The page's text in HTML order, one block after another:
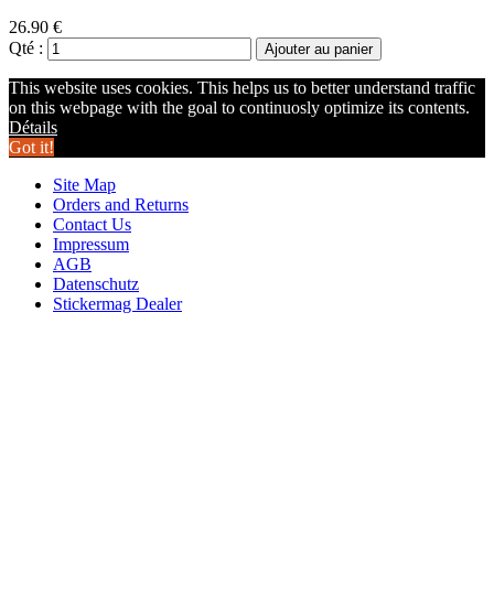
26.90 €
Qté :
Ajouter au panier
This website uses cookies. This helps us to better understand traffic
on this webpage with the goal to continuosly optimize its contents.
Détails
Got it!
Site Map
Orders and Returns
Contact Us
Impressum
AGB
Datenschutz
Stickermag Dealer